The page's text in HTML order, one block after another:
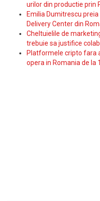
urilor din productie prin
Emilia Dumitrescu
Delivery Center din
Cheltuielile de
trebuie sa justifice
Platformele cripto fara
opera in Romania de la